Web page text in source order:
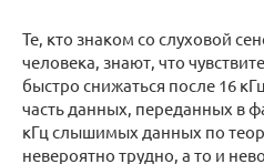
Те, кто знаком со слуховой
человека, знают, что
быстро снижаться после 16
часть данных, переданных в
кГц слышимых данных по
невероятно трудно, а то и